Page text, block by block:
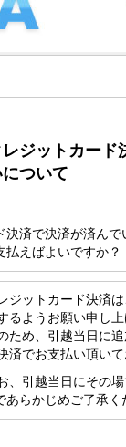
レジットカード
について
決済で決済が済ん
払えばよいですか？
ジットカード決済
るようお願い申し上
ため、引越当日に
済でお支払い頂いて
、引越当日にその
あらかじめご了承く